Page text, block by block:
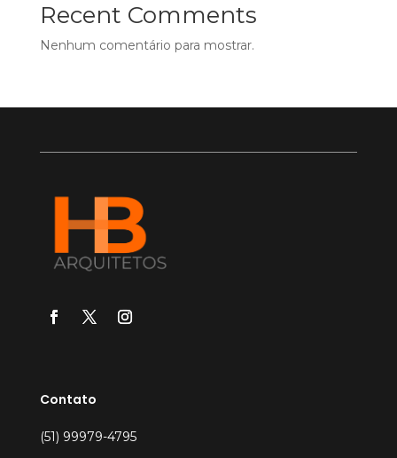
Recent Comments
Nenhum comentário para mostrar.
Contato
(51) 99979-4795